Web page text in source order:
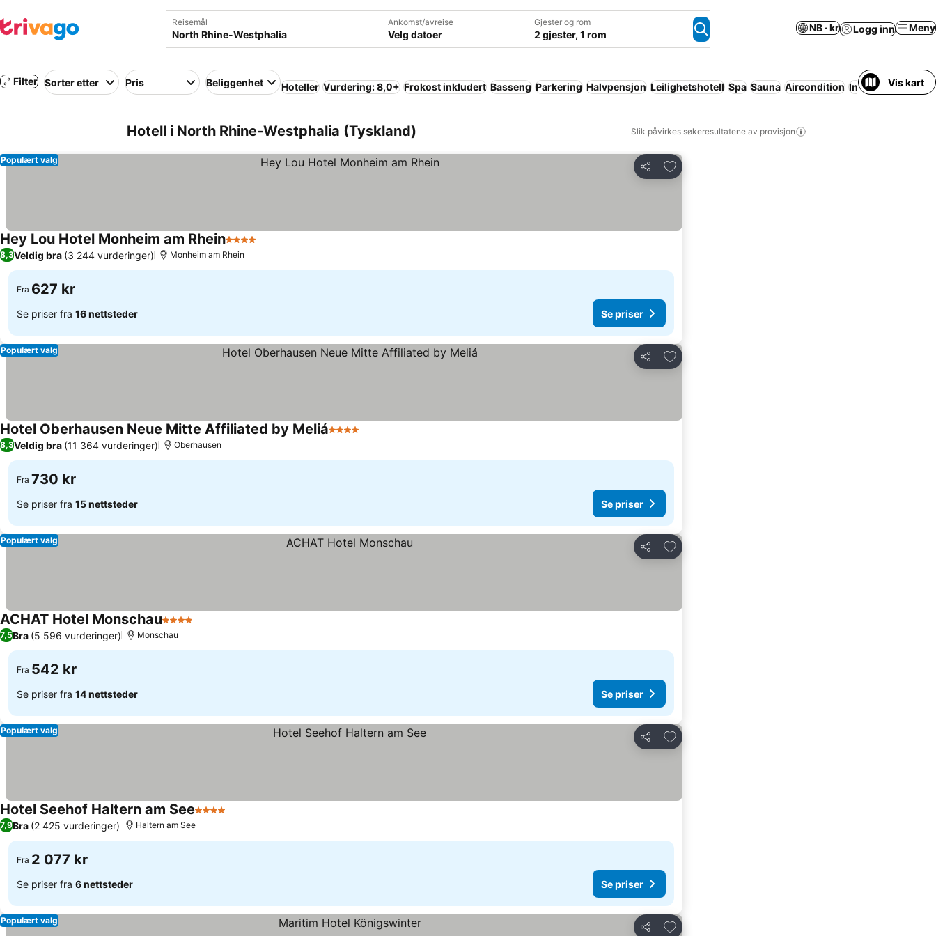
Reisemål Ankomst/avreise
Velg datoer
Gjester og rom
2 gjester, 1 rom
NB · kr Logg inn Meny
Filter Sorter etter Pris Beliggenhet Hoteller Vurdering: 8,0+ Frokost inkludert Basseng Parkering Halvpensjon Leilighetshotell Spa Sauna Aircondition Vis kart
Hotell i North Rhine-Westphalia (Tyskland) Slik påvirkes søkeresultatene av provisjon
Del
Legg til i favoritter
Populært valg
Hey Lou Hotel Monheim am Rhein4 Stjerner
8,3Veldig bra (3 244 vurderinger) Monheim am Rhein
Fra 627 kr
Se priser fra 16 nettsteder Se priser
Del
Legg til i favoritter
Populært valg
Hotel Oberhausen Neue Mitte Affiliated by Meliá4 Stjerner
8,3Veldig bra (11 364 vurderinger) Oberhausen
Fra 730 kr
Se priser fra 15 nettsteder Se priser
Del
Legg til i favoritter
Populært valg
ACHAT Hotel Monschau4 Stjerner
7,5Bra (5 596 vurderinger) Monschau
Fra 542 kr
Se priser fra 14 nettsteder Se priser
Del
Legg til i favoritter
Populært valg
Hotel Seehof Haltern am See4 Stjerner
7,9Bra (2 425 vurderinger) Haltern am See
Fra 2 077 kr
Se priser fra 6 nettsteder Se priser
Del
Legg til i favoritter
Populært valg